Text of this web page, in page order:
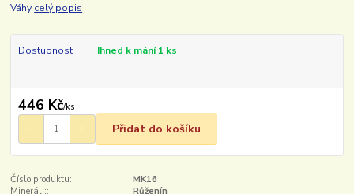
Váhy celý popis
Dostupnost Ihned k mání 1 ks
446 Kč/ks
Přidat do košíku
Číslo produktu:
MK16
Minerál ::
Růženín